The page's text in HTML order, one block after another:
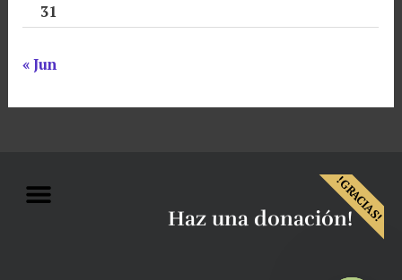
31
« Jun
Menu
Haz una donación!!GRACIAS!